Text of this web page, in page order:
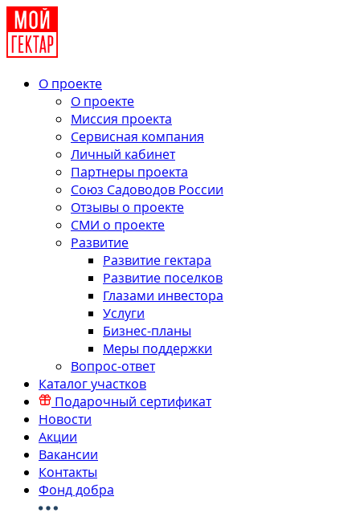
О проекте
О проекте
Миссия проекта
Сервисная компания
Личный кабинет
Партнеры проекта
Союз Садоводов России
Отзывы о проекте
СМИ о проекте
Развитие
Развитие гектара
Развитие поселков
Глазами инвестора
Услуги
Бизнес-планы
Меры поддержки
Вопрос-ответ
Каталог участков
Подарочный сертификат
Новости
Акции
Вакансии
Контакты
Фонд добра